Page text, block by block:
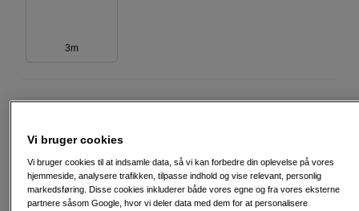
3m
119 DKK
Antal
Vi bruger cookies
Vi bruger cookies til at indsamle data, så vi kan forbedre din oplevelse på vores
hjemmeside, analysere trafikken, tilpasse indhold og vise relevant, personlig
markedsføring. Disse cookies inkluderer både vores egne og fra vores eksterne
partnere såsom Google, hvor vi deler data med dem for at personalisere